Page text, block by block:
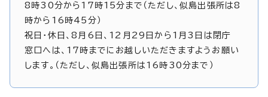
8時30分から17時15分まで（ただし、似島出張所は8
時から16時45分）
祝日・休日、8月6日、12月29日から1月3日は閉庁
窓口へは、17時までにお越しいただきますようお願い
します。（ただし、似島出張所は16時30分まで）